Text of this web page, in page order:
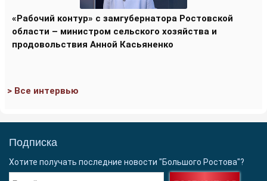
«Рабочий контур» с замгубернатора Ростовской
области – министром сельского хозяйства и
продовольствия Анной Касьяненко
> Все интервью
Подписка
Хотите получать последние новости "Большого Ростова"?